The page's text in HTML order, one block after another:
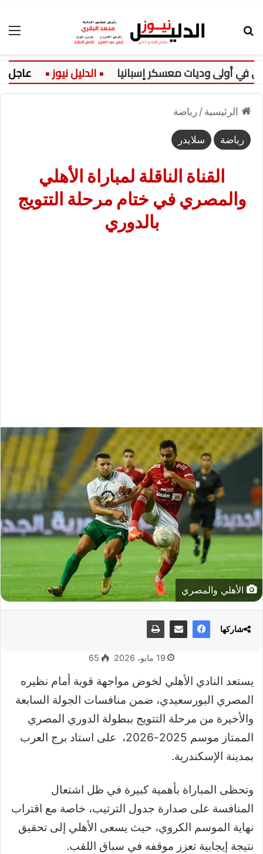
أولى وديات معسكر إسبانيا عاجل:
الرئيسية / رياضة
رياضة سلايدر
القناة الناقلة لمباراة الأهلي
والمصري في ختام مرحلة التتويج
بالدوري
الأهلي والمصري
19 مايو، 2026 65
يستعد النادي الأهلي لخوض مواجهة قوية أمام نظيره
المصري البورسعيدي، ضمن منافسات الجولة السابعة
والأخيرة من مرحلة التتويج ببطولة الدوري المصري
الممتاز موسم 2025-2026، على استاد برج العرب
بمدينة الإسكندرية.
وتحظى المباراة بأهمية كبيرة في ظل اشتعال
المنافسة على صدارة جدول الترتيب، خاصة مع اقتراب
نهاية الموسم الكروي، حيث يسعى الأهلي إلى تحقيق
نتيجة إيجابية تعزز موقفه في سباق اللقب.
شاركها